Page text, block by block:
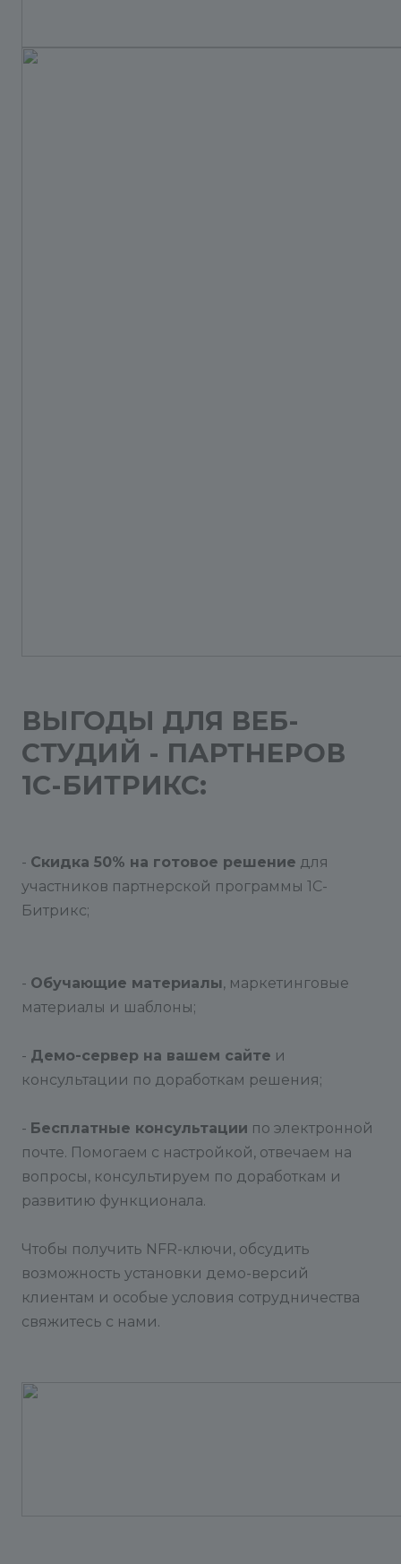
ВЫГОДЫ ДЛЯ ВЕБ-
СТУДИЙ - ПАРТНЕРОВ
1С-БИТРИКС:
- Скидка 50% на готовое решение для
участников партнерской программы 1С-
Битрикс;
- Обучающие материалы, маркетинговые
материалы и шаблоны;
- Демо-сервер на вашем сайте и
консультации по доработкам решения;
- Бесплатные консультации по электронной
почте. Помогаем с настройкой, отвечаем на
вопросы, консультируем по доработкам и
развитию функционала.
Чтобы получить NFR-ключи, обсудить
возможность установки демо-версий
клиентам и особые условия сотрудничества
свяжитесь с нами.